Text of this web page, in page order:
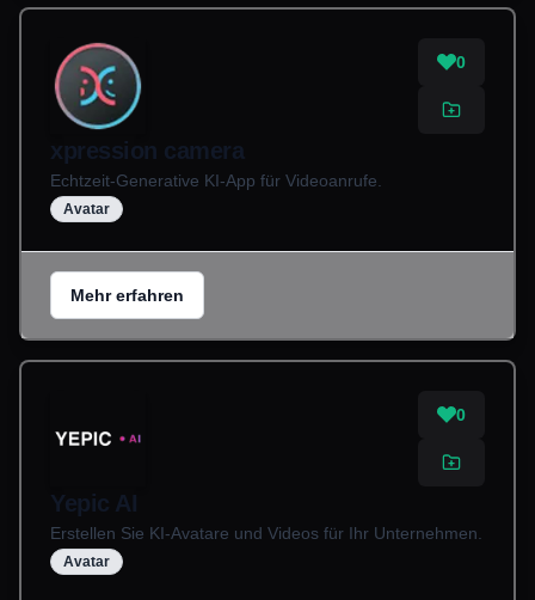
0
xpression camera
Echtzeit-Generative KI-App für Videoanrufe.
Avatar
Mehr erfahren
0
Yepic AI
Erstellen Sie KI-Avatare und Videos für Ihr Unternehmen.
Avatar